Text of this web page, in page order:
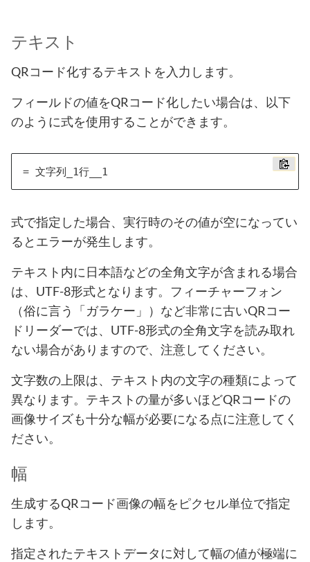
テキスト
QRコード化するテキストを入力します。
フィールドの値をQRコード化したい場合は、以下
のように式を使用することができます。
式で指定した場合、実行時のその値が空になってい
るとエラーが発生します。
テキスト内に日本語などの全角文字が含まれる場合
は、UTF-8形式となります。フィーチャーフォン
（俗に言う「ガラケー」）など非常に古いQRコー
ドリーダーでは、UTF-8形式の全角文字を読み取れ
ない場合がありますので、注意してください。
文字数の上限は、テキスト内の文字の種類によって
異なります。テキストの量が多いほどQRコードの
画像サイズも十分な幅が必要になる点に注意してく
ださい。
幅
生成するQRコード画像の幅をピクセル単位で指定
します。
指定されたテキストデータに対して幅の値が極端に